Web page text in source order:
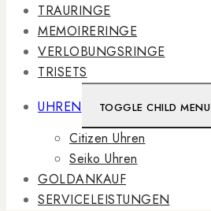
TRAURINGE
MEMOIRERINGE
VERLOBUNGSRINGE
TRISETS
UHREN
TOGGLE CHILD MENU
Citizen Uhren
Seiko Uhren
GOLDANKAUF
SERVICELEISTUNGEN